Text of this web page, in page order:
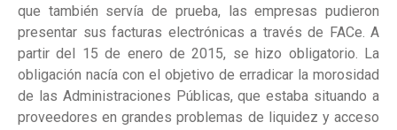
que también servía de prueba, las empresas pudieron
presentar sus facturas electrónicas a través de FACe. A
partir del 15 de enero de 2015, se hizo obligatorio. La
obligación nacía con el objetivo de erradicar la morosidad
de las Administraciones Públicas, que estaba situando a
proveedores en grandes problemas de liquidez y acceso